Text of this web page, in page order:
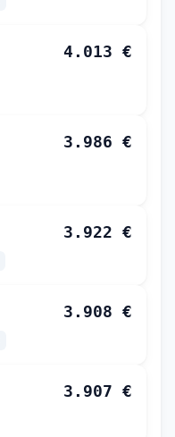
4.013 €
3.986 €
3.922 €
3.908 €
3.907 €